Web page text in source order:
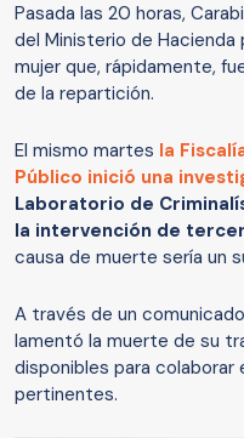
Pasada las 20 horas,
del Ministerio de
mujer que, rápidamente,
de la repartición.
El mismo martes la
Público inició una
Laboratorio de
la intervención de
causa de muerte sería un
A través de un
lamentó la muerte de su
disponibles para colaborar
pertinentes.